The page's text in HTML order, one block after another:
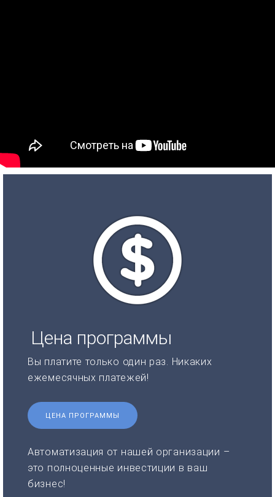
Цена программы
Вы платите только один раз. Никаких
ежемесячных платежей!
ЦЕНА ПРОГРАММЫ
Автоматизация от нашей организации –
это полноценные инвестиции в ваш
бизнес!